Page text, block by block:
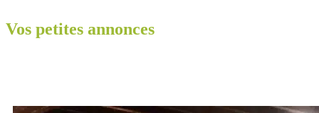
Vos petites annonces